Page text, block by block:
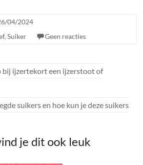
04/2024
,Suiker Geen reacties
bij ijzertekort een ijzerstoot of
suikers en hoe kun je deze suikers
je dit ook leuk